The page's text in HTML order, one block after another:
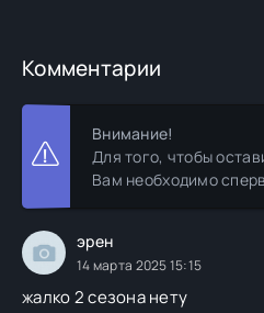
Комментарии
Внимание!
Для того, чтобы
Вам необходимо
эрен
14 марта 2025 15:15
жалко 2 сезона нету